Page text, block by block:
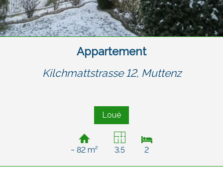
Appartement
Kilchmattstrasse 12, Muttenz
Loué
~ 82 m² 3.5 2